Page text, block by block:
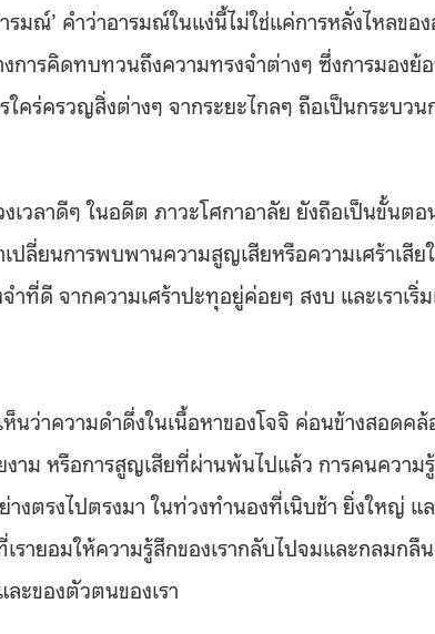
มณ์’ คำว่าอารมณ์ในแง่นี้ไม่ใช่แค่การหลั่งไหลข
ารคิดทบทวนถึงความทรงจำต่างๆ ซึ่งการมองย้
ใคร่ครวญสิ่งต่างๆ จากระยะไกลๆ ถือเป็นกระบว
เวลาดีๆ ในอดีต ภาวะโศกาอาลัย ยังถือเป็นขั้นต
ปลี่ยนการพบพานความสูญเสียหรือความเศร้าเสีย
ำที่ดี จากความเศร้าปะทุอยู่ค่อยๆ สงบ และเราเริ่
ห็นว่าความดำดึ่งในเนื้อหาของโจจิ ค่อนข้างสอดค
งาม หรือการสูญเสียที่ผ่านพ้นไปแล้ว การคนควา
งตรงไปตรงมา ในท่วงทำนองที่เนิบช้า ยิ่งใหญ่ แ
รายอมให้ความรู้สึกของเรากลับไปจมและกลมกลื
ละของตัวตนของเรา